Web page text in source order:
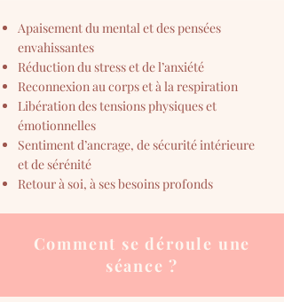
Apaisement du mental et des pensées
envahissantes
Réduction du stress et de l’anxiété
Reconnexion au corps et à la respiration
Libération des tensions physiques et
émotionnelles
Sentiment d’ancrage, de sécurité intérieure
et de sérénité
Retour à soi, à ses besoins profonds
Comment se déroule une
séance ?